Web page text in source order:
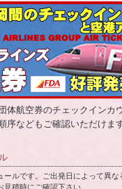
体航空券のチェックイン
序などもご確認いただけま
ールです。ご出発日によって異
積時にご確認下さい。